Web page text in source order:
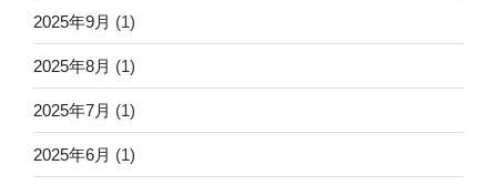
2025年9月 (1)
2025年8月 (1)
2025年7月 (1)
2025年6月 (1)